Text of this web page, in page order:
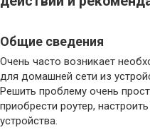
Общие сведения
Очень часто возникает
для домашней сети из
Решить проблему очень
приобрести роутер,
устройства.